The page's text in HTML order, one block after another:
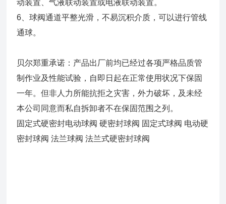
动装置、气液联动装置或电液联动装置。
6、球阀通道平整光滑，不易沉积介质，可以进行管线
通球。
贝尔郑重承诺：产品出厂前均已经过各项严格品质管
制作业及性能试验，自即日起在正常使用状况下保固
一年。但非人力所能抗拒之灾害，外力破坏，及未经
本公司同意而私自拆卸者不在保固范围之列。
固定式硬密封电动球阀 硬密封球阀 固定式球阀 电动硬
密封球阀 法兰球阀 法兰式硬密封球阀